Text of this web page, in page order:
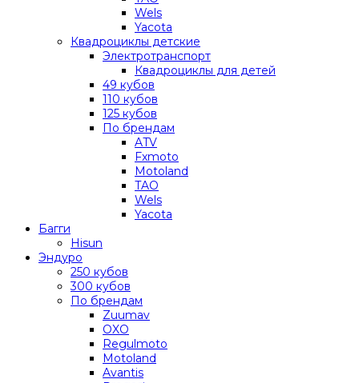
Wels
Yacota
Квадроциклы детские
Электротранспорт
Квадроциклы для детей
49 кубов
110 кубов
125 кубов
По брендам
ATV
Fxmoto
Motoland
TAO
Wels
Yacota
Багги
Hisun
Эндуро
250 кубов
300 кубов
По брендам
Zuumav
OXO
Regulmoto
Motoland
Avantis